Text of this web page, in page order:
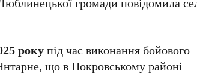
рокупід час виконання бойового
що в Покровському районі